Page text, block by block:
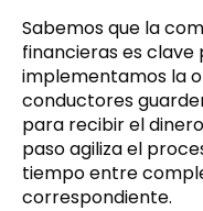
Sabemos que la
financieras es clave
implementamos la
conductores
para recibir el
paso agiliza el
tiempo entre
correspondiente.